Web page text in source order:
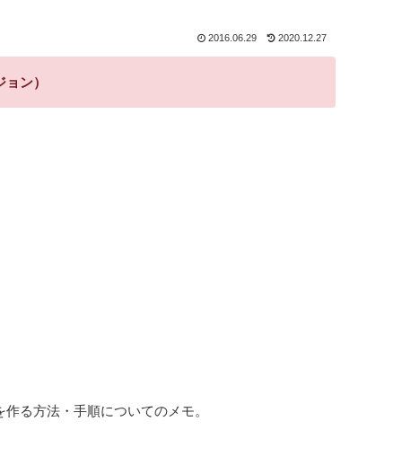
2016.06.29 2020.12.27
ン）
る方法・手順についてのメモ。